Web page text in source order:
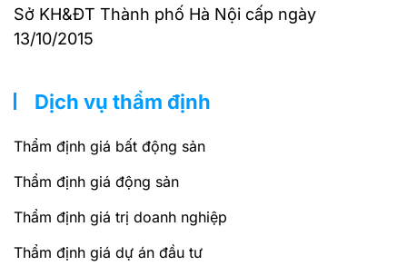
Sở KH&ĐT Thành phố Hà Nội cấp ngày
13/10/2015
Dịch vụ thẩm định
Thẩm định giá bất động sản
Thẩm định giá động sản
Thẩm định giá trị doanh nghiệp
Thẩm định giá dự án đầu tư